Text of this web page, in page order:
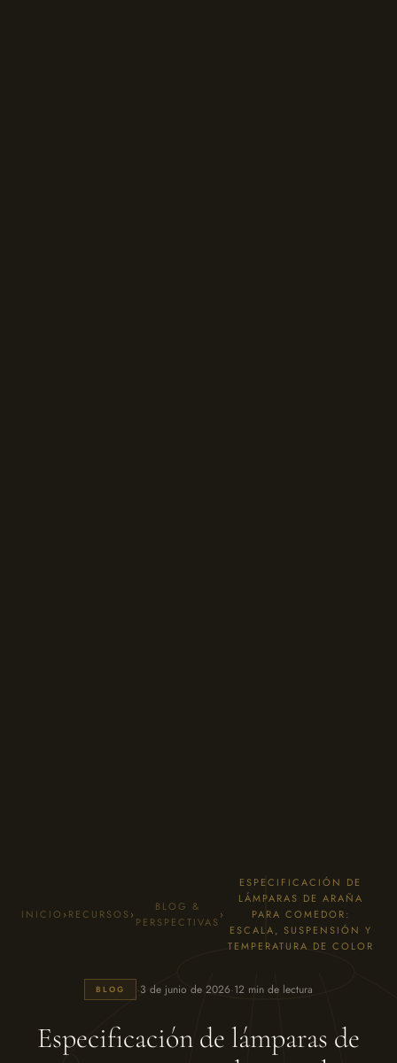
INICIO › RECURSOS›
BLOG &
PERSPECTIVAS
›
ESPECIFICACIÓN DE
LÁMPARAS DE ARAÑA
PARA COMEDOR:
ESCALA, SUSPENSIÓN Y
TEMPERATURA DE COLOR
BLOG ·3 de junio de 2026·12 min de lectura
Especificación de lámparas de